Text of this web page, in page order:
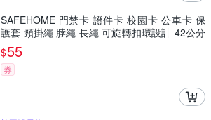
SAFEHOME 門禁卡 證件卡 校園卡 公車卡 保
護套 頸掛繩 脖繩 長繩 可旋轉扣環設計 42公分
長 (恕不接受指定顏色出貨) CPA033
$55
券